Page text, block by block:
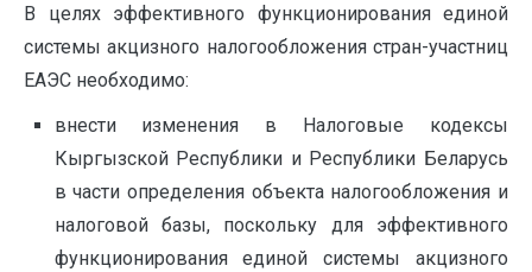
В целях эффективного функционирования единой
системы акцизного налогообложения стран-участниц
ЕАЭС необходимо:
внести изменения в Налоговые кодексы
Кыргызской Республики и Республики Беларусь
в части определения объекта налогообложения и
налоговой базы, поскольку для эффективного
функционирования единой системы акцизного